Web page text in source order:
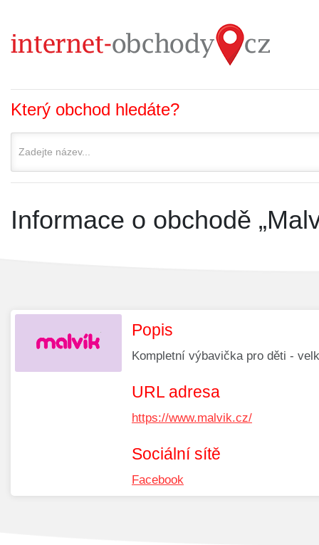
Který obchod hledáte?
Informace o obchodě
Popis
Kompletní výbavička pro děti -
URL adresa
https://www.malvik.cz/
Sociální sítě
Facebook